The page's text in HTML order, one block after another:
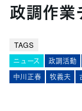
政調作業
TAGS
ニュース 政調活動
中川正春
牧義夫